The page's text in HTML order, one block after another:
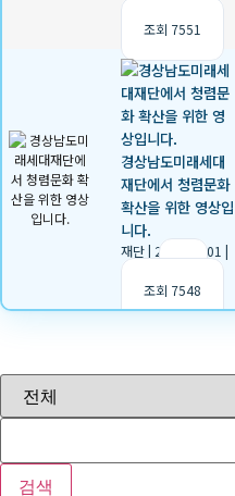
조회 7551
경상남도미래세대
재단에서 청렴문화
확산을 위한 영상입
니다.
재단| 2026.02.01 |
조회 7548
검색